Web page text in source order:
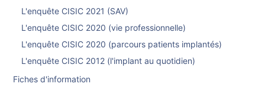
L'enquête CISIC 2021 (SAV)
L'enquête CISIC 2020 (vie professionnelle)
L'enquête CISIC 2020 (parcours patients implantés)
L'enquête CISIC 2012 (l'implant au quotidien)
Fiches d'information